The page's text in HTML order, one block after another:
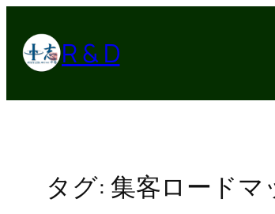
を
R & D
タグ: 集客ロードマ